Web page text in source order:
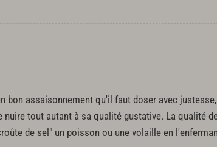
bon assaisonnement qu'il faut doser avec
tout autant à sa qualité gustative. La qualité
de sel" un poisson ou une volaille en